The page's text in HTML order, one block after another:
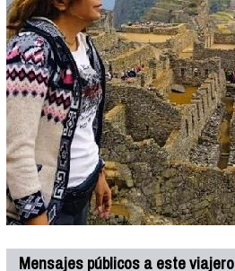
Mensajes públicos a este viajero